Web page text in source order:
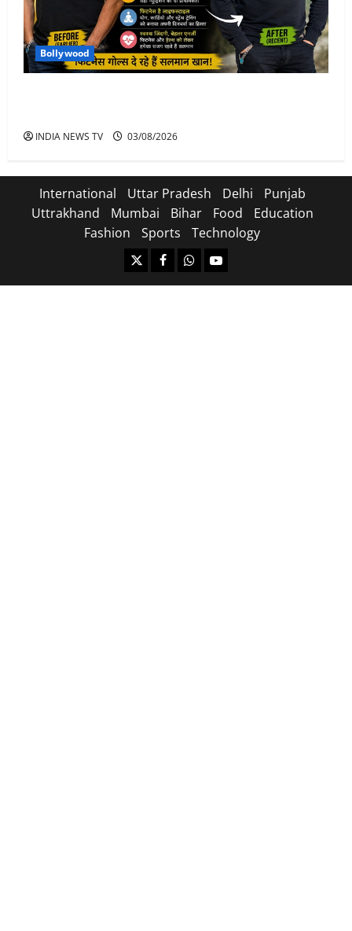
Bollywood
INDIA NEWS TV 03/08/2026
International Uttar Pradesh Delhi
Punjab
Uttrakhand
Mumbai Bihar Food
Education
Fashion
Sports Technology
https://x.com
facebook.com
https:/whatsapp.com/
Youtube.com